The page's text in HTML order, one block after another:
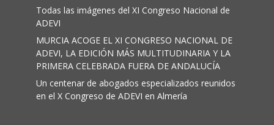
Todas las imágenes del XI Congreso Nacional de
ADEVI
MURCIA ACOGE EL XI CONGRESO NACIONAL DE
ADEVI, LA EDICIÓN MÁS MULTITUDINARIA Y LA
PRIMERA CELEBRADA FUERA DE ANDALUCÍA
Un centenar de abogados especializados reunidos
en el X Congreso de ADEVI en Almería